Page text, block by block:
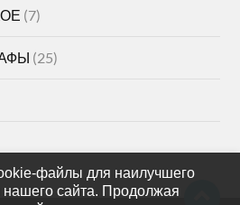
(7)
(25)
файлы для наилучшего
нашего сайта. Продолжая